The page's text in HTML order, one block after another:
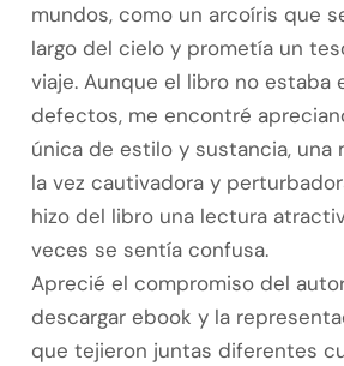
mundos, como un arcoíris que
largo del cielo y prometía un
viaje. Aunque el libro no estaba
defectos, me encontré
única de estilo y sustancia, una
la vez cautivadora y
hizo del libro una lectura
veces se sentía confusa.
Aprecié el compromiso del
descargar ebook y la
que tejieron juntas diferentes